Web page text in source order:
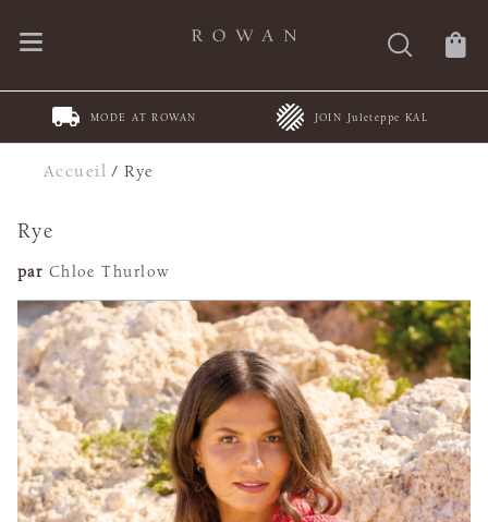
MODE AT ROWAN JOIN Juleteppe KAL
Accueil /Rye
Rye
par Chloe Thurlow